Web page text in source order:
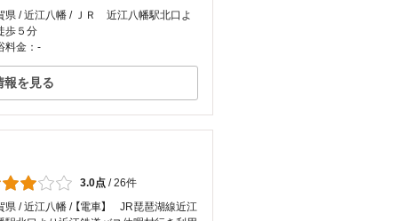
県 / 近江八幡 / ＪＲ 近江八幡駅北口よ
歩５分
料金：-
報を見る
3.0点 /26件
県 / 近江八幡 / 【電車】 JR琵琶湖線近江